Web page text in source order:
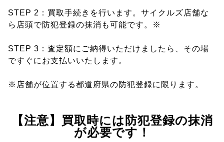
STEP 2：買取手続きを行います。サイクルズ店舗な
ら店頭で防犯登録の抹消も可能です。※
STEP 3：査定額にご納得いただけましたら、その場
ですぐにお支払いいたします。
※店舗が位置する都道府県の防犯登録に限ります。
【注意】買取時には防犯登録の抹消
が必要です！